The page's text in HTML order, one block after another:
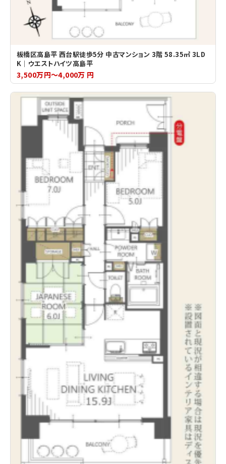
板橋区高島平 西台駅徒歩5分 中古マンション 3階 58.35㎡ 3LD
K｜ウエストハイツ高島平
3,500万円～4,000万 円